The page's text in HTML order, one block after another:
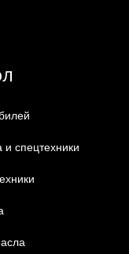
и спецтехники